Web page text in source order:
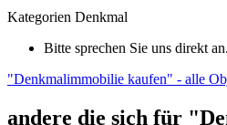
Kategorien Denkmal
Bitte sprechen Sie uns direkt an.
"Denkmalimmobilie kaufen" - alle
andere die sich für